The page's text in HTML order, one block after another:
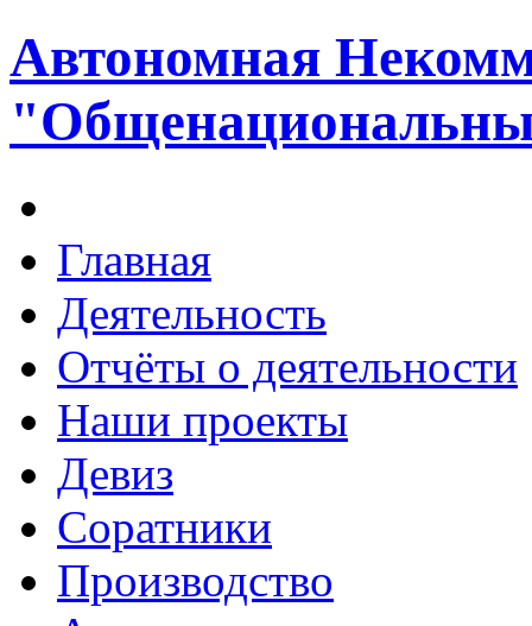
Автономная
Главная
Деятельность
Отчёты о деятельности
Наши проекты
Девиз
Соратники
Производство